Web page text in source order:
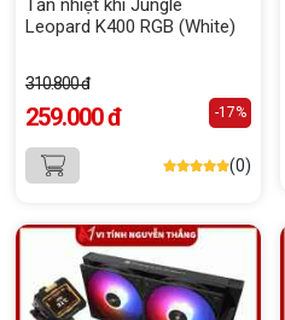
Tản nhiệt khí Jungle
Leopard K400 RGB (White)
310.800 đ
259.000 đ -17%
(0)